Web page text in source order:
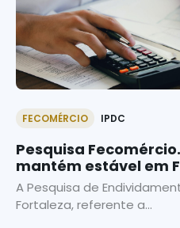
FECOMÉRCIO IPDC
Pesquisa
mantém estável em
A Pesquisa de
Fortaleza, referente a...